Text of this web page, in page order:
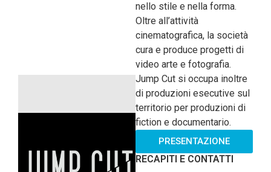
nello stile e nella forma.
Oltre all’attività
cinematografica, la società
cura e produce progetti di
video arte e fotografia.
Jump Cut si occupa inoltre
di produzioni esecutive sul
territorio per produzioni di
fiction e documentario.
PRESENTAZIONE
RECAPITI E CONTATTI